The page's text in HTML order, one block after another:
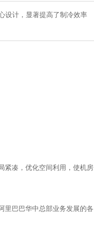
设计，显著提高了制冷效率
凑，优化空间利用，使机房
巴巴华中总部业务发展的各